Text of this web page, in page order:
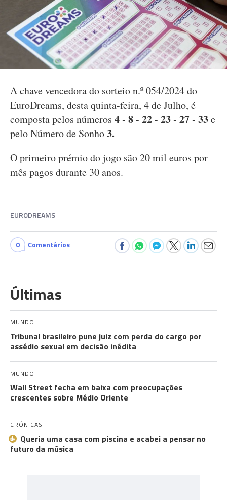
A chave vencedora do sorteio n.º 054/2024 do
EuroDreams, desta quinta-feira, 4 de Julho, é
composta pelos números 4 - 8 - 22 - 23 - 27 - 33e
pelo Número de Sonho3.
O primeiro prémio do jogo são 20 mil euros por
mês pagos durante 30 anos.
EURODREAMS
0 Comentários
Últimas
MUNDO
Tribunal brasileiro pune juiz com perda do cargo por
assédio sexual em decisão inédita
MUNDO
Wall Street fecha em baixa com preocupações
crescentes sobre Médio Oriente
CRÓNICAS
Queria uma casa com piscina e acabei a pensar no
futuro da música